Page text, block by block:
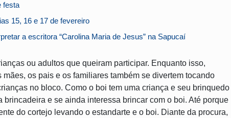
festa
15, 16 e 17 de fevereiro
a escritora “Carolina Maria de Jesus” na Sapucaí
ou adultos que queiram participar. Enquanto isso,
os pais e os familiares também se divertem tocando
no bloco. Como o boi tem uma criança e seu brinquedo
e se ainda interessa brincar com o boi. Até porque
do cortejo levando o estandarte e o boi. Diante da procura,